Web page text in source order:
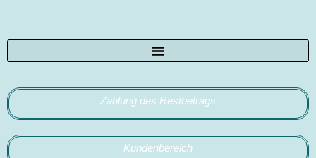
Zahlung des Restbetrags
Kundenbereich